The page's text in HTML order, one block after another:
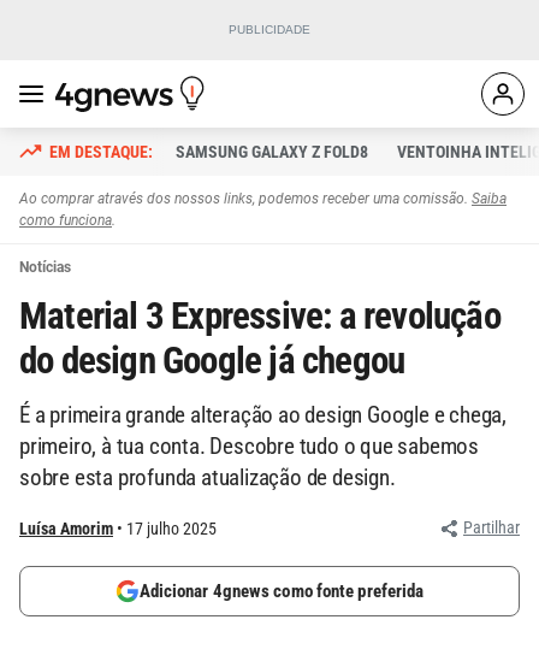
SAMSUNG GALAXY Z FOLD8 VENTOINHA
Ao comprar através dos nossos links, podemos receber uma comissão. Saiba
como funciona.
Notícias
Material 3 Expressive: a revolução
do design Google já chegou
É a primeira grande alteração ao design Google e chega,
primeiro, à tua conta. Descobre tudo o que sabemos
sobre esta profunda atualização de design.
Luísa Amorim 17 julho 2025 Partilhar
Adicionar 4gnews como fonte preferida